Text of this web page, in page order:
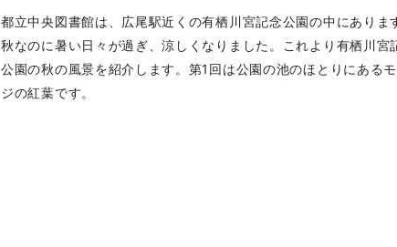
都立中央図書館は、広尾駅近くの有栖川宮記念公園の中にありま
秋なのに暑い日々が過ぎ、涼しくなりました。これより有栖川宮
公園の秋の風景を紹介します。第1回は公園の池のほとりにある
ジの紅葉です。